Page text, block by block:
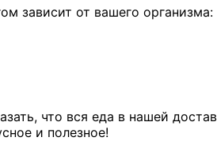
зависит от вашего организма:
что вся еда в нашей
и полезное!